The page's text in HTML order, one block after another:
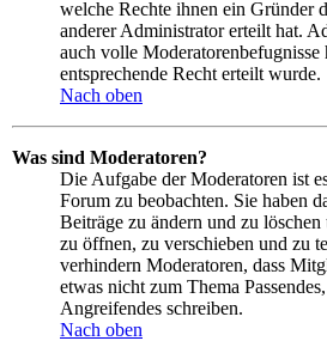
welche Rechte ihnen ein Gründer
anderer Administrator erteilt hat.
auch volle Moderatorenbefugnisse
entsprechende Recht erteilt wurde.
Nach oben
Was sind Moderatoren?
Die Aufgabe der Moderatoren ist
Forum zu beobachten. Sie haben
Beiträge zu ändern und zu
zu öffnen, zu verschieben und zu
verhindern Moderatoren, dass
etwas nicht zum Thema
Angreifendes schreiben.
Nach oben